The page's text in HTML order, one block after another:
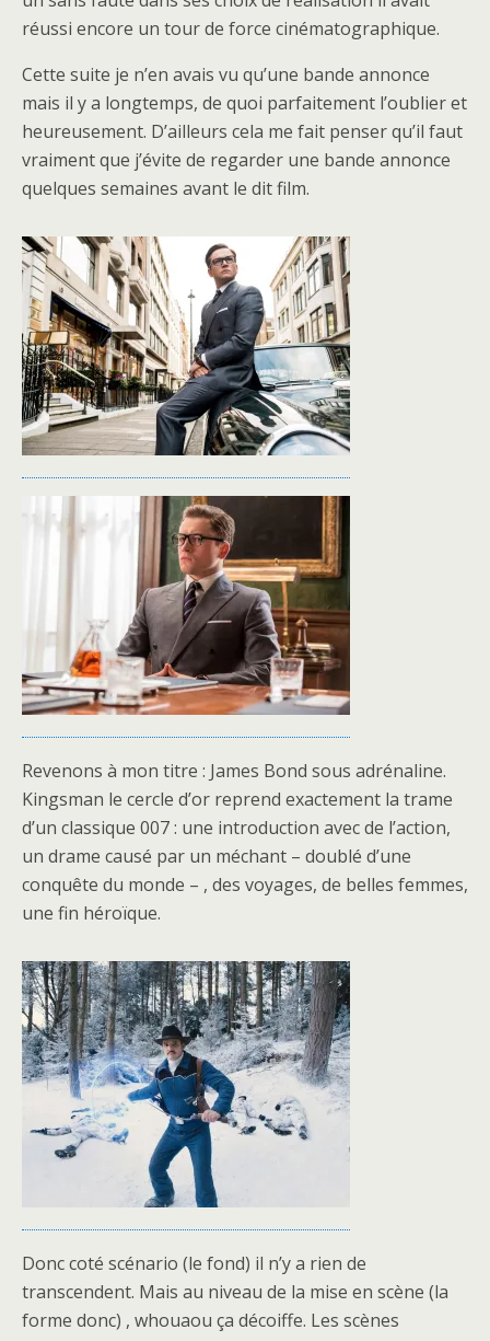
réussi encore un tour de force cinématographique.
Cette suite je n’en avais vu qu’une bande annonce
mais il y a longtemps, de quoi parfaitement l’oublier et
heureusement. D’ailleurs cela me fait penser qu’il faut
vraiment que j’évite de regarder une bande annonce
quelques semaines avant le dit film.
Revenons à mon titre : James Bond sous adrénaline.
Kingsman le cercle d’or reprend exactement la trame
d’un classique 007 : une introduction avec de l’action,
un drame causé par un méchant – doublé d’une
conquête du monde – , des voyages, de belles femmes,
une fin héroïque.
Donc coté scénario (le fond) il n’y a rien de
transcendent. Mais au niveau de la mise en scène (la
forme donc) , whouaou ça décoiffe. Les scènes